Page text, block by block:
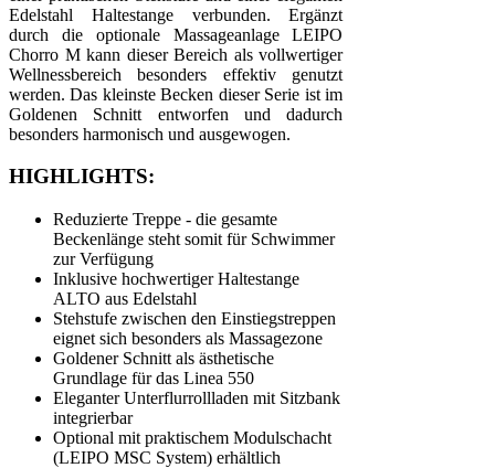
Edelstahl Haltestange verbunden. Ergänzt
durch die optionale Massageanlage LEIPO
Chorro M kann dieser Bereich als vollwertiger
Wellnessbereich besonders effektiv genutzt
werden. Das kleinste Becken dieser Serie ist im
Goldenen Schnitt entworfen und dadurch
besonders harmonisch und ausgewogen.
HIGHLIGHTS:
Reduzierte Treppe - die gesamte
Beckenlänge steht somit für Schwimmer
zur Verfügung
Inklusive hochwertiger Haltestange
ALTO aus Edelstahl
Stehstufe zwischen den Einstiegstreppen
eignet sich besonders als Massagezone
Goldener Schnitt als ästhetische
Grundlage für das Linea 550
Eleganter Unterflurrollladen mit Sitzbank
integrierbar
Optional mit praktischem Modulschacht
(LEIPO MSC System) erhältlich